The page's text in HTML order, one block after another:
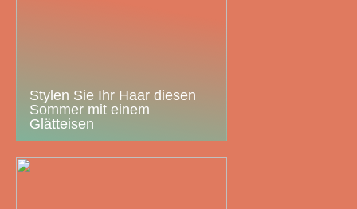
Stylen Sie Ihr Haar diesen
Sommer mit einem
Glätteisen